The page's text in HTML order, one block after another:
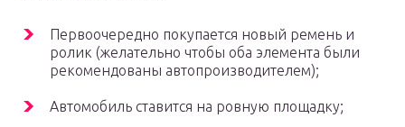
Первоочередно покупается новый ремень и
ролик (желательно чтобы оба элемента были
рекомендованы автопроизводителем);
Автомобиль ставится на ровную площадку;